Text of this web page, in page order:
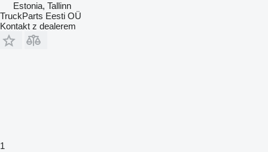
Estonia, Tallinn
TruckParts Eesti OÜ
Kontakt z dealerem
1